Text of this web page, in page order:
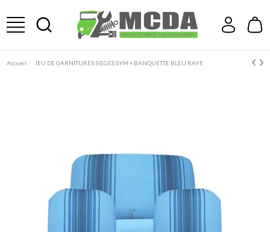
Accueil JEU DE GARNITURES SIEGES SYM + BANQUETTE BLEU RAYE